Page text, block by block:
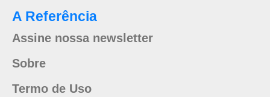
A Referência
Assine nossa newsletter
Sobre
Termo de Uso